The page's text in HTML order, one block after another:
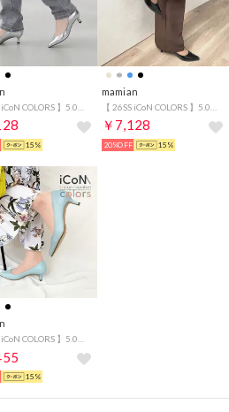
15%
mamian
￥7,128
20%OFF 15%
15%